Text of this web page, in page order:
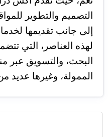
التصميم والتطوير
إلى جانب تقديمها
لهذه العناصر، التي
البحث، والتسويق عبر
الممولة، وغيرها عديد